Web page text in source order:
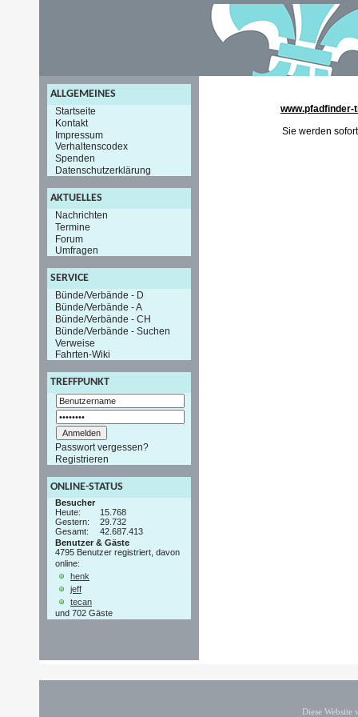
ALLGEMEINES
Startseite
Kontakt
Impressum
Verhaltenscodex
Spenden
Datenschutzerklärung
AKTUELLES
Nachrichten
Termine
Forum
Umfragen
SERVICE
Bünde/Verbände - D
Bünde/Verbände - A
Bünde/Verbände - CH
Bünde/Verbände - Suchen
Verweise
Fahrten-Wiki
TREFFPUNKT
Passwort vergessen?
Registrieren
ONLINE-STATUS
Besucher
Heute:
15.768
Gestern:
29.732
Gesamt:
42.687.413
Benutzer & Gäste
4795 Benutzer registriert, davon
online:
henk
jeff
tecan
und 702 Gäste
www.pfadfinder-
Sie werden
Diese